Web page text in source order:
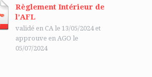
Règlement Intérieur de
l’AFL
validé en CA le 13/05/2024 et
approuve en AGO le
05/07/2024